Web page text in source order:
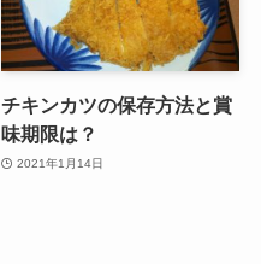
チキンカツの保存方法と賞
味期限は？
2021年1月14日